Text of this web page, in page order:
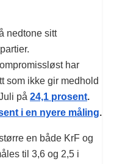
nedtone sitt
har
som ikke gir medhold
på 24,1 prosent.
i en nyere måling.
en både KrF og
til 3,6 og 2,5 i